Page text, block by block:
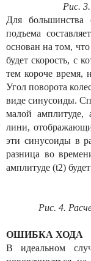
Рис.
Для большинства
подъема
основан на том,
будет скорость, с
тем короче время,
Угол поворота
виде синусоиды.
малой амплитуде,
лини,
эти синусоиды в
разница во
амплитуде (t2)
Рис. 4.
ОШИБКА ХОДА
В идеальном